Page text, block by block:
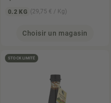
0.2 KG (29,75 € / Kg)
Choisir un magasin
STOCK LIMITÉ